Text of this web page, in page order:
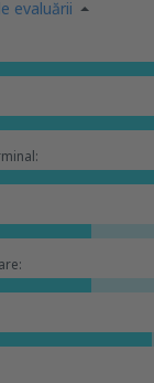
evaluării